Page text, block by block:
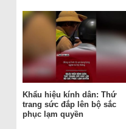
Khẩu hiệu kính dân: Thứ
trang sức đắp lên bộ sắc
phục lạm quyền